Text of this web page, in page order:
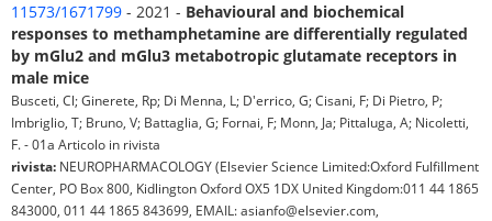
11573/1671799 - 2021 - Behavioural and biochemical
responses to methamphetamine are differentially regulated
by mGlu2 and mGlu3 metabotropic glutamate receptors in
male mice
Busceti, Cl; Ginerete, Rp; Di Menna, L; D'errico, G; Cisani, F; Di Pietro, P;
Imbriglio, T; Bruno, V; Battaglia, G; Fornai, F; Monn, Ja; Pittaluga, A; Nicoletti,
F. - 01a Articolo in rivista
rivista: NEUROPHARMACOLOGY (Elsevier Science Limited:Oxford Fulfillment
Center, PO Box 800, Kidlington Oxford OX5 1DX United Kingdom:011 44 1865
843000, 011 44 1865 843699, EMAIL: asianfo@elsevier.com,